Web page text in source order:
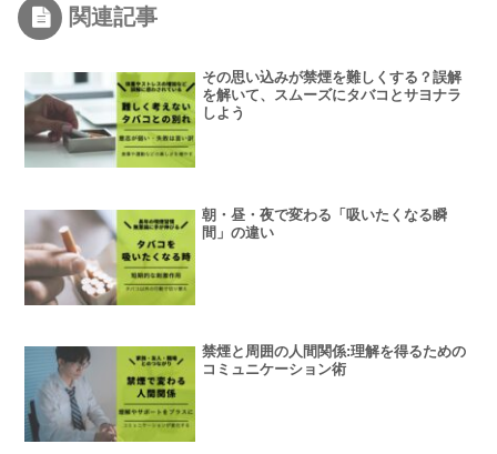
関連記事
その思い込みが禁煙を難しくする？誤解
を解いて、スムーズにタバコとサヨナラ
しよう
朝・昼・夜で変わる「吸いたくなる瞬
間」の違い
禁煙と周囲の人間関係:理解を得るための
コミュニケーション術